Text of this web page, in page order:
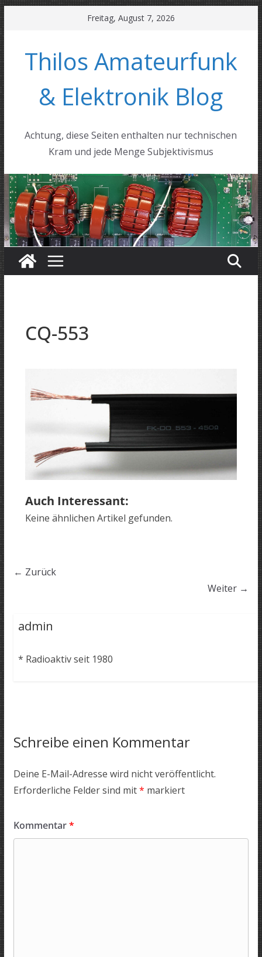
Inhalt
springen
Freitag, August 7, 2026
Thilos Amateurfunk
& Elektronik Blog
Achtung, diese Seiten enthalten nur technischen
Kram und jede Menge Subjektivismus
CQ-553
Auch Interessant:
Keine ähnlichen Artikel gefunden.
← Zurück
Weiter →
admin
* Radioaktiv seit 1980
Schreibe einen Kommentar
Deine E-Mail-Adresse wird nicht veröffentlicht.
Erforderliche Felder sind mit* markiert
Kommentar*